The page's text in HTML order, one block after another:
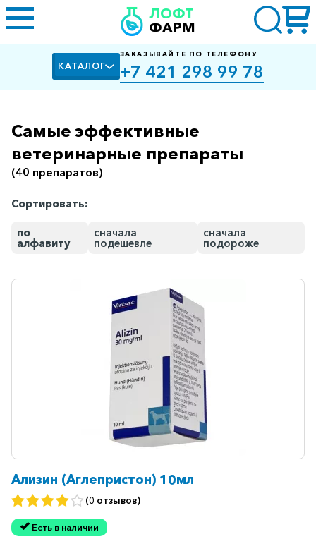
ЛОФТ
ФАРМ
КАТАЛОГ
ЗАКАЗЫВАЙТЕ ПО ТЕЛЕФОНУ
+7 421 298 99 78
Алкоголизм,
курение
Альцгеймера
Антибактериальные
Артроз
активные
Ветеринарные
Гематологические
Гепатопротекторы
Гомеопатические
Гормональные
Дерматологические
Самые эффективные
ветеринарные препараты
(40 препаратов)
Сортировать:
по
алфавиту
сначала
подешевле
сначала
подороже
Ализин (Аглепристон) 10мл
(0 отзывов)
Есть в наличии